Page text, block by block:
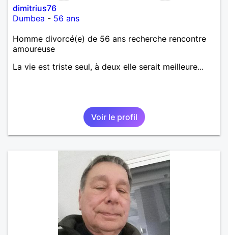
dimitrius76
Dumbea - 56 ans
Homme divorcé(e) de 56 ans recherche rencontre
amoureuse
La vie est triste seul, à deux elle serait meilleure...
Voir le profil